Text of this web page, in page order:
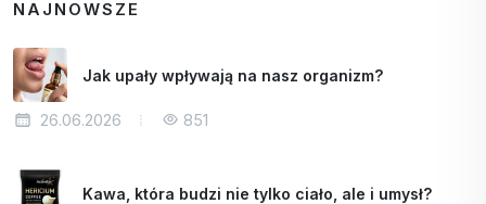
NAJNOWSZE
Jak upały wpływają na nasz organizm?
26.06.2026 851
Kawa, która budzi nie tylko ciało, ale i umysł?